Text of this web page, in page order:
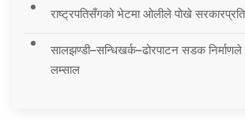
राष्ट्रपतिसँगको भेटमा ओलीले पोखे
सालझण्डी–सन्धिखर्क–ढोरपाटन सडक निर्माणले
लम्साल